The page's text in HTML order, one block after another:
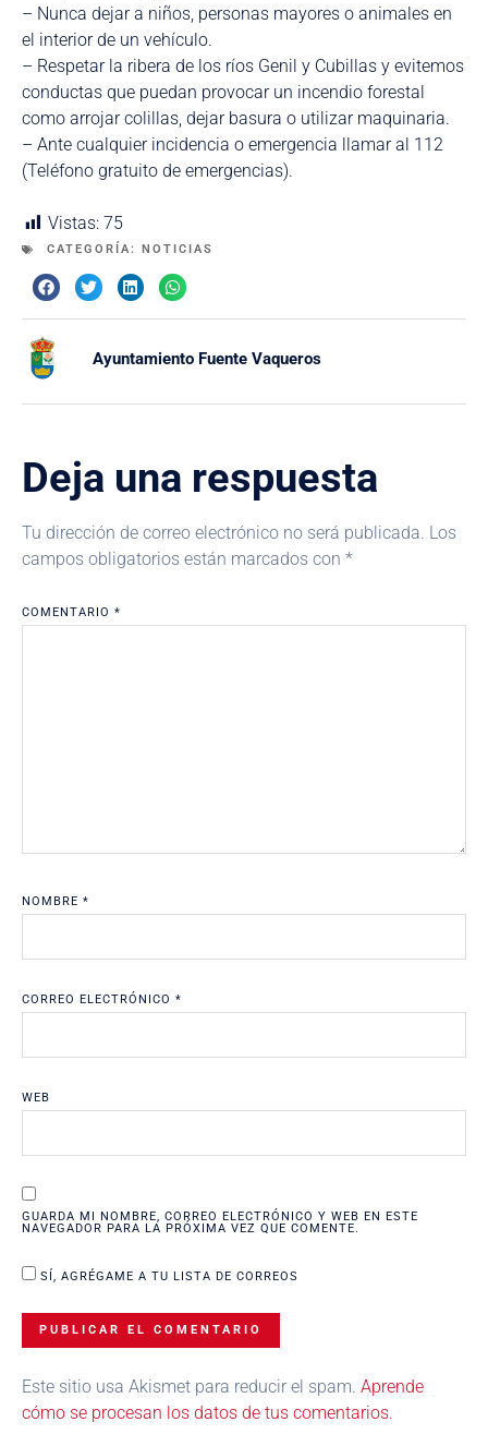
– Nunca dejar a niños, personas mayores o animales en
el interior de un vehículo.
– Respetar la ribera de los ríos Genil y Cubillas y evitemos
conductas que puedan provocar un incendio forestal
como arrojar colillas, dejar basura o utilizar maquinaria.
– Ante cualquier incidencia o emergencia llamar al 112
(Teléfono gratuito de emergencias).
Vistas: 75
CATEGORÍA: NOTICIAS
Ayuntamiento Fuente Vaqueros
Deja una respuesta
Tu dirección de correo electrónico no será publicada. Los
campos obligatorios están marcados con *
COMENTARIO *
NOMBRE *
CORREO ELECTRÓNICO *
WEB
GUARDA MI NOMBRE, CORREO ELECTRÓNICO Y WEB EN ESTE
NAVEGADOR PARA LA PRÓXIMA VEZ QUE COMENTE.
SÍ, AGRÉGAME A TU LISTA DE CORREOS
Este sitio usa Akismet para reducir el spam. Aprende
cómo se procesan los datos de tus comentarios.